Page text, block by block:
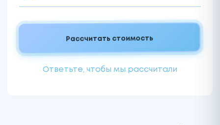
Ответьте, чтобы мы рассчитали